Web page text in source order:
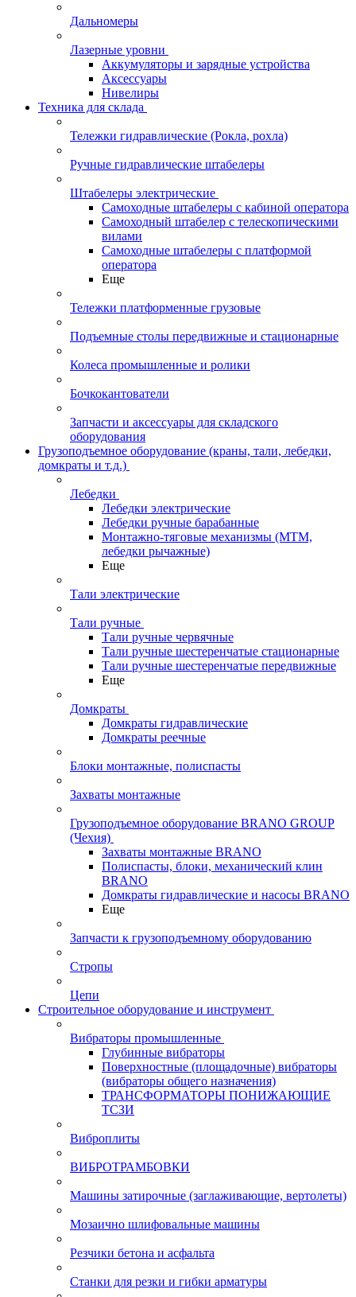
Дальномеры
Лазерные уровни
Аккумуляторы и зарядные устройства
Аксессуары
Нивелиры
Техника для склада
Тележки гидравлические (Рокла, рохла)
Ручные гидравлические штабелеры
Штабелеры электрические
Самоходные штабелеры с кабиной оператора
Самоходный штабелер с телескопическими
вилами
Самоходные штабелеры с платформой
оператора
Еще
Тележки платформенные грузовые
Подъемные столы передвижные и стационарные
Колеса промышленные и ролики
Бочкокантователи
Запчасти и аксессуары для складского
оборудования
Грузоподъемное оборудование (краны, тали, лебедки,
домкраты и т.д.)
Лебедки
Лебедки электрические
Лебедки ручные барабанные
Монтажно-тяговые механизмы (МТМ,
лебедки рычажные)
Еще
Тали электрические
Тали ручные
Тали ручные червячные
Тали ручные шестеренчатые стационарные
Тали ручные шестеренчатые передвижные
Еще
Домкраты
Домкраты гидравлические
Домкраты реечные
Блоки монтажные, полиспасты
Захваты монтажные
Грузоподъемное оборудование BRANO GROUP
(Чехия)
Захваты монтажные BRANO
Полиспасты, блоки, механический клин
BRANO
Домкраты гидравлические и насосы BRANO
Еще
Запчасти к грузоподъемному оборудованию
Стропы
Цепи
Строительное оборудование и инструмент
Вибраторы промышленные
Глубинные вибраторы
Поверхностные (площадочные) вибраторы
(вибраторы общего назначения)
ТРАНСФОРМАТОРЫ ПОНИЖАЮЩИЕ
ТСЗИ
Виброплиты
ВИБРОТРАМБОВКИ
Машины затирочные (заглаживающие, вертолеты)
Мозаично шлифовальные машины
Резчики бетона и асфальта
Станки для резки и гибки арматуры